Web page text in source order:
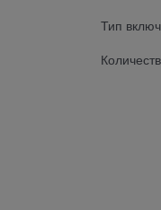
Тип